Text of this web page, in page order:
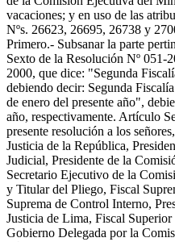
vacaciones; y en uso de las
Nºs. 26623, 26695, 26738 y
Primero.- Subsanar la parte
Sexto de la Resolución Nº 051-
2000, que dice: "Segunda
debiendo decir: Segunda
de enero del presente año",
año, respectivamente. Artículo
presente resolución a los
Justicia de la República,
Judicial, Presidente de la
Secretario Ejecutivo de la
y Titular del Pliego, Fiscal
Suprema de Control Interno,
Justicia de Lima, Fiscal
Gobierno Delegada por la